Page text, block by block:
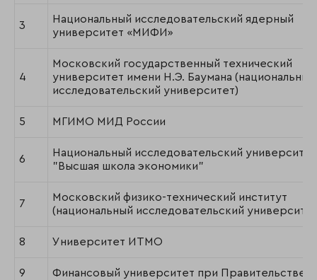
3
Национальный исследовательский ядерный
университет «МИФИ»
4
Московский государственный технический
университет имени Н.Э. Баумана (национальный
исследовательский университет)
5 МГИМО МИД России
6
Национальный исследовательский университет
"Высшая школа экономики"
7
Московский физико-технический институт
(национальный исследовательский
8 Университет ИТМО
9 Финансовый университет при Правительстве